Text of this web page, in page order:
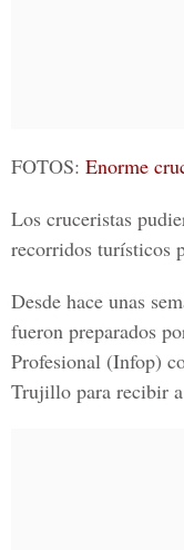
FOTOS: Enorme
Los cruceristas
recorridos turísticos
Desde hace unas
fueron preparados
Profesional (Infop)
Trujillo para recibir